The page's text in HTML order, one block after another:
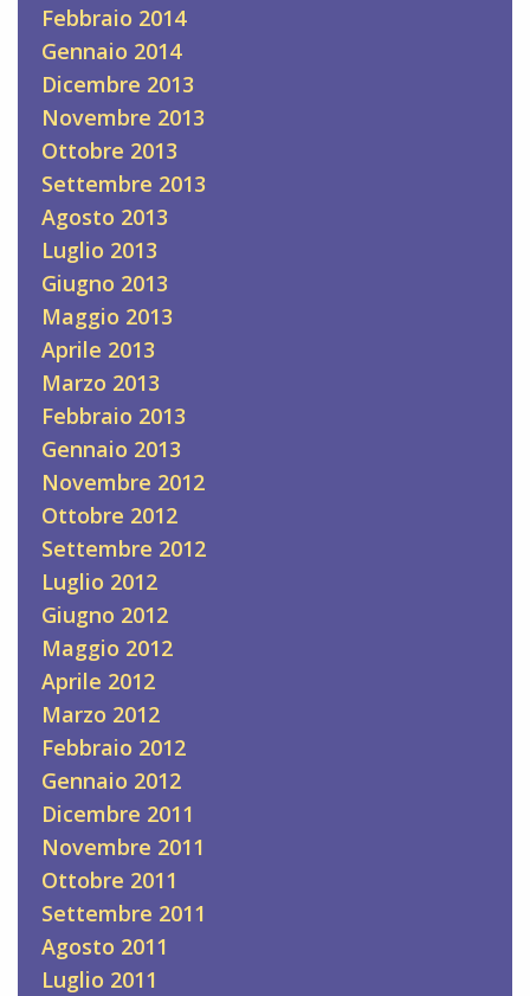
Febbraio 2014
Gennaio 2014
Dicembre 2013
Novembre 2013
Ottobre 2013
Settembre 2013
Agosto 2013
Luglio 2013
Giugno 2013
Maggio 2013
Aprile 2013
Marzo 2013
Febbraio 2013
Gennaio 2013
Novembre 2012
Ottobre 2012
Settembre 2012
Luglio 2012
Giugno 2012
Maggio 2012
Aprile 2012
Marzo 2012
Febbraio 2012
Gennaio 2012
Dicembre 2011
Novembre 2011
Ottobre 2011
Settembre 2011
Agosto 2011
Luglio 2011